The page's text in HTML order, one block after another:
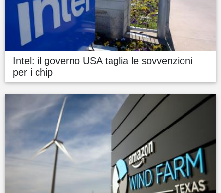
Intel: il governo USA taglia le sovvenzioni
per i chip